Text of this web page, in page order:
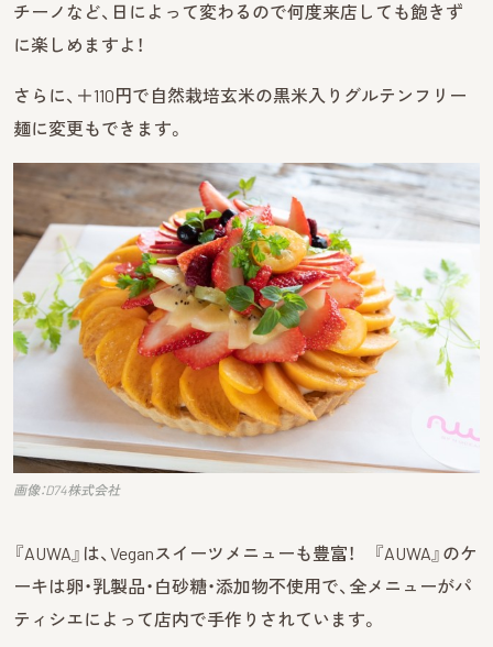
チーノなど、日によって変わるので何度来店しても飽きず
に楽しめますよ！
さらに、＋110円で自然栽培玄米の黒米入りグルテンフリー
麺に変更もできます。
画像：D74株式会社
『AUWA』は、Veganスイーツメニューも豊富！ 『AUWA』のケ
ーキは卵・乳製品・白砂糖・添加物不使用で、全メニューがパ
ティシエによって店内で手作りされています。